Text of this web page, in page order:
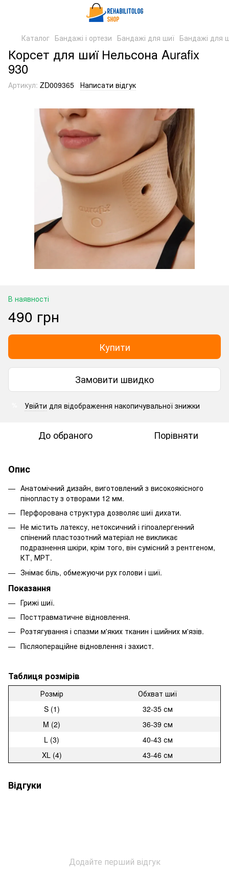
Каталог Бандажі і ортези Бандажі для шиї Бандажі для
Корсет для шиї Нельсона Aurafix
930
Артикул: ZD009365 Написати відгук
В наявності
490 грн
Купити
Замовити швидко
Увійти для відображення накопичувальної знижки
До обраного Порівняти
Опис
Анатомічний дизайн, виготовлений з високоякісного
пінопласту з отворами 12 мм.
Перфорована структура дозволяє шиї дихати.
Не містить латексу, нетоксичний і гіпоалергенний
спінений пластозотний матеріал не викликає
подразнення шкіри, крім того, він сумісний з рентгеном,
КТ, МРТ.
Знімає біль, обмежуючи рух голови і шиї.
Показання
Грижі шиї.
Посттравматичне відновлення.
Розтягування і спазми м'яких тканин і шийних м'язів.
Післяопераційне відновлення і захист.
Таблиця розмірів
Розмір
Обхват шиї
S (1)
32-35 см
M (2)
36-39 см
L (3)
40-43 см
XL (4)
43-46 см
Відгуки
Додайте перший відгук